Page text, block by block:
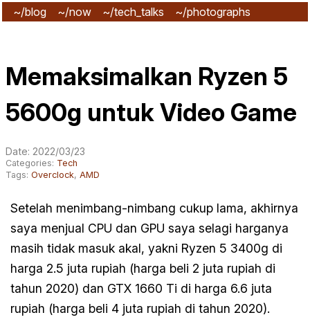
~/blog ~/now ~/tech_talks
~/photographs
Memaksimalkan Ryzen 5
5600g untuk Video Game
Date: 2022/03/23
Categories: Tech
Tags:Overclock,AMD
Setelah menimbang-nimbang cukup lama, akhirnya
saya menjual CPU dan GPU saya selagi harganya
masih tidak masuk akal, yakni Ryzen 5 3400g di
harga 2.5 juta rupiah (harga beli 2 juta rupiah di
tahun 2020) dan GTX 1660 Ti di harga 6.6 juta
rupiah (harga beli 4 juta rupiah di tahun 2020).